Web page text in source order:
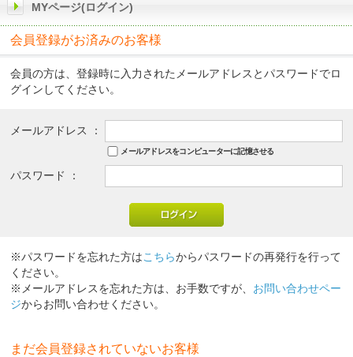
MYページ(ログイン)
会員登録がお済みのお客様
会員の方は、登録時に入力されたメールアドレスとパスワードでロ
グインしてください。
メールアドレス ：
メールアドレスをコンピューターに記憶させる
パスワード ：
※パスワードを忘れた方はこちらからパスワードの再発行を行って
ください。
※メールアドレスを忘れた方は、お手数ですが、 お問い合わせペー
ジからお問い合わせください。
まだ会員登録されていないお客様